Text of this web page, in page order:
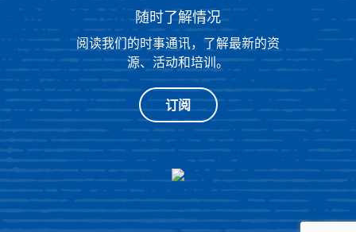
随时了解情况
阅读我们的时事通讯，了解最新的资
源、活动和培训。
订阅